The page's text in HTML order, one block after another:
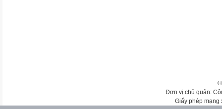
Đơn vị chủ quản:
Giấy phép mạng